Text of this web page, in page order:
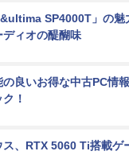
SP4000T」の
ディオの醍醐味
の良いお得な中古PC情
！
ス、RTX 5060 Ti搭載ゲ